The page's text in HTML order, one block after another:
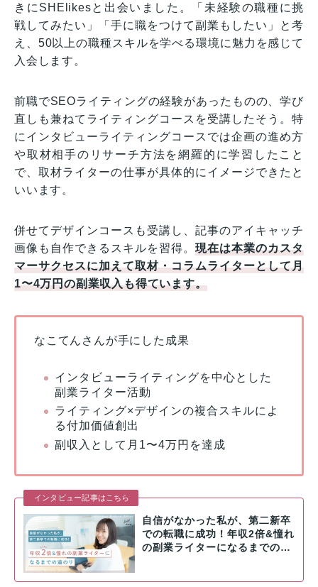
きにSHElikesと出会いました。「未経験の職種に挑
戦してみたい」「手に職をつけて副業もしたい」と考
え、50以上の職種スキルを学べる環境に魅力を感じて
入会します。
前職でSEOライティングの経験があったものの、学び
直しも兼ねてライティングコースを受講したそう。特
にインタビューライティングコースでは企画の進め方
や取材相手のリサーチ方法を網羅的に学習したこと
で、取材ライターの仕事が具体的にイメージできたと
いいます。
併せてデザインコースも受講し、記事のアイキャッチ
画像も自作できるスキルを習得。現在は本業のカスタ
マーサクセスに加えて取材・コラムライターとして月
1〜4万円の副業収入も得ています。
なこてんさんが手にした成果
インタビューライティングを中心とした
副業ライター活動
ライティング×デザインの複合スキルによ
る付加価値創出
副収入として月1〜4万円を達成
インタビュー記事はこちら
自信がなかった私が、第二新卒
での転職に成功！年収2倍&憧れ
の副業ライターになるまでの…